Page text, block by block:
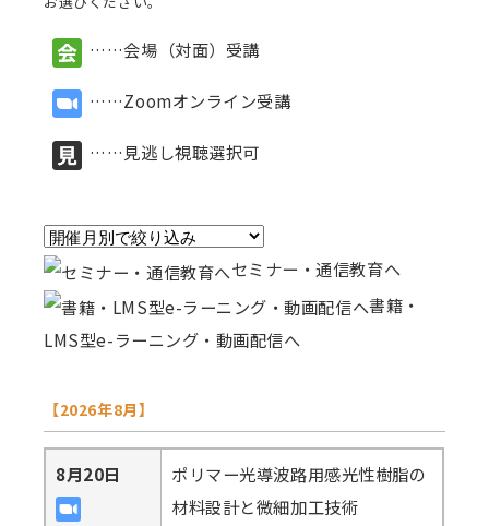
商品企画リクエスト
メルマガ登録
セミナー会場アクセス
……会場（対面）受講
……Zoomオンライン受講
……見逃し視聴選択可
セミナー・通信教育へ
書籍・
LMS型e-ラーニング・動画配信へ
【2026年8月】
8月20日
ポリマー光導波路用感光性樹脂の
材料設計と微細加工技術